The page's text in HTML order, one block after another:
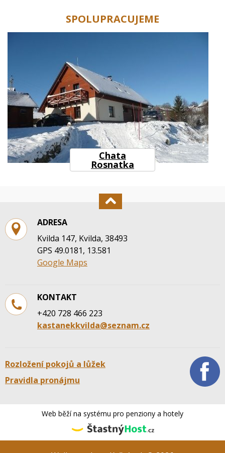
SPOLUPRACUJEME
Chata
Rosnatka
ADRESA
Kvilda 147, Kvilda, 38493
GPS 49.0181, 13.581
Google Maps
KONTAKT
+420 728 466 223
kastanekkvilda@seznam.cz
Rozložení pokojů a lůžek
Pravidla pronájmu
Web běží na systému pro penziony a hotely